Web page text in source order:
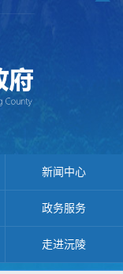
新闻中心
政务服务
走进沅陵